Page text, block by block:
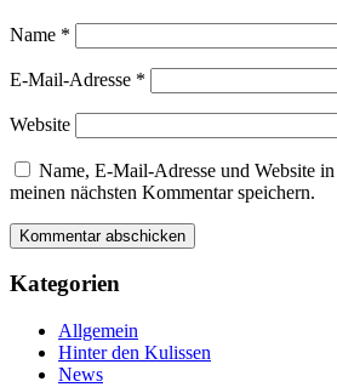
Name *
E-Mail-Adresse *
Website
Name, E-Mail-Adresse und Website
meinen nächsten Kommentar speichern.
Kategorien
Allgemein
Hinter den Kulissen
News